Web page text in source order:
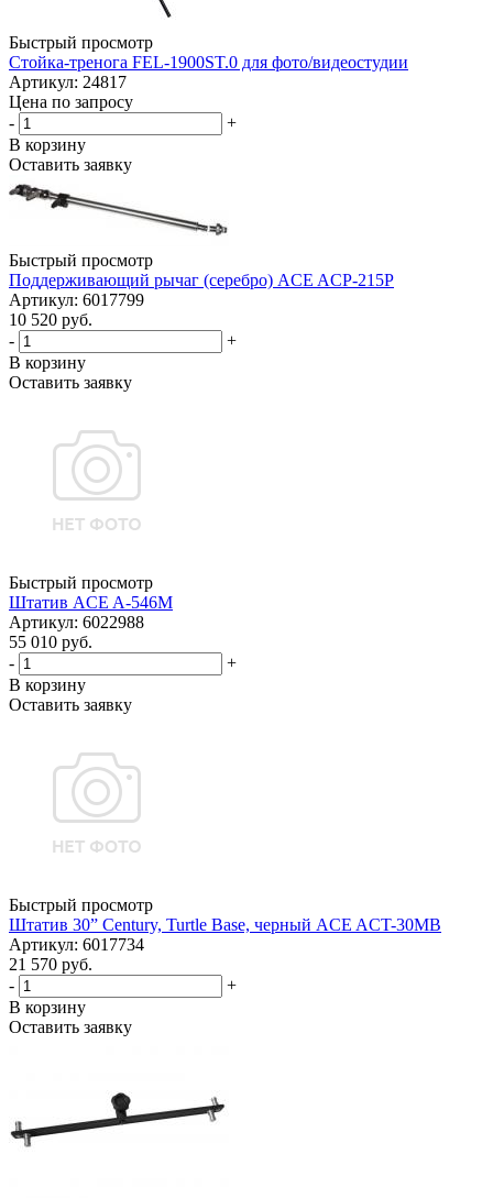
Быстрый просмотр
Стойка-тренога FEL-1900ST.0 для фото/видеостудии
Артикул: 24817
Цена по запросу
-
+
В корзину
Оставить заявку
Быстрый просмотр
Поддерживающий рычаг (серебро) ACE ACP-215P
Артикул: 6017799
10 520 руб.
-
+
В корзину
Оставить заявку
Быстрый просмотр
Штатив ACE A-546M
Артикул: 6022988
55 010 руб.
-
+
В корзину
Оставить заявку
Быстрый просмотр
Штатив 30” Century, Turtle Base, черный ACE ACT-30MB
Артикул: 6017734
21 570 руб.
-
+
В корзину
Оставить заявку